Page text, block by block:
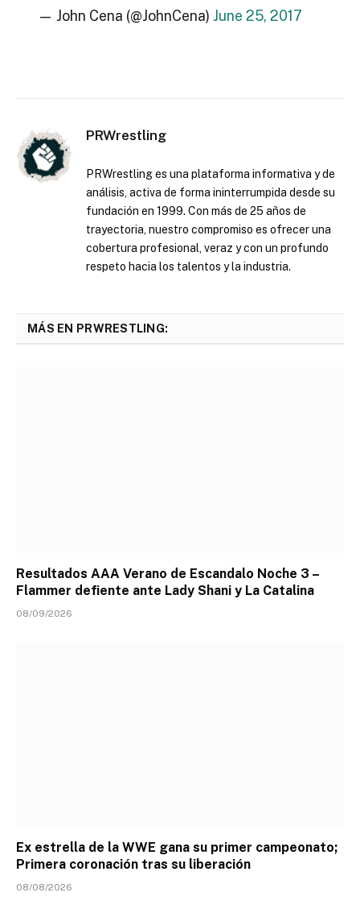
— John Cena (@JohnCena) June 25, 2017
PRWrestling
PRWrestling es una plataforma informativa y de
análisis, activa de forma ininterrumpida desde su
fundación en 1999. Con más de 25 años de
trayectoria, nuestro compromiso es ofrecer una
cobertura profesional, veraz y con un profundo
respeto hacia los talentos y la industria.
MÁS EN PRWRESTLING:
Resultados AAA Verano de Escandalo Noche 3 –
Flammer defiente ante Lady Shani y La Catalina
08/09/2026
Ex estrella de la WWE gana su primer campeonato;
Primera coronación tras su liberación
08/08/2026